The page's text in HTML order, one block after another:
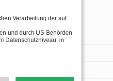
Verarbeitung der auf
und durch US-Behörden
Datenschutzniveau, in